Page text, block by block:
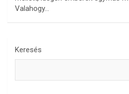
Valahogy…
Keresés